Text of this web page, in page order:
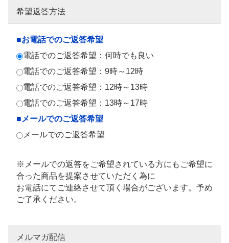
希望返答方法
■お電話でのご返答希望
電話でのご返答希望：何時でも良い
電話でのご返答希望：9時～12時
電話でのご返答希望：12時～13時
電話でのご返答希望：13時～17時
■メールでのご返答希望
メールでのご返答希望
※メールでの返答をご希望されている方にもご希望に
合った商品を提案させていただく為に
お電話にてご連絡させて頂く場合がございます。予め
ご了承ください。
メルマガ配信